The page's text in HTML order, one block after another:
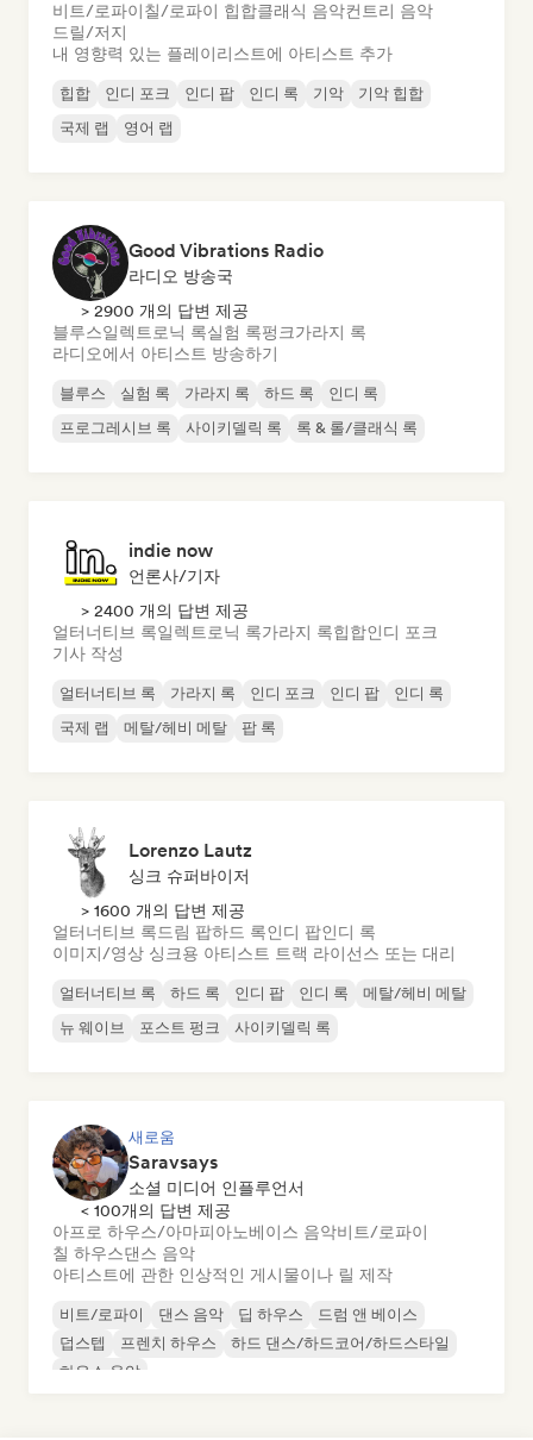
비트/로파이칠/로파이 힙합클래식 음악컨트리 음악
드릴/저지
내 영향력 있는 플레이리스트에 아티스트 추가
힙합 인디 포크 인디 팝 인디 록 기악
기악 힙합
국제 랩
영어 랩
Good Vibrations Radio
라디오 방송국
> 2900 개의 답변 제공
블루스일렉트로닉 록실험 록펑크가라지 록
라디오에서 아티스트 방송하기
블루스 실험 록 가라지 록 하드 록
인디 록
프로그레시브 록
사이키델릭 록 록 & 롤/클래식 록
indie now
언론사/기자
> 2400 개의 답변 제공
얼터너티브 록일렉트로닉 록가라지 록힙합인디 포크
기사 작성
얼터너티브 록 가라지 록 인디 포크 인디 팝
인디 록
국제 랩
메탈/헤비 메탈 팝 록
Lorenzo Lautz
싱크 슈퍼바이저
> 1600 개의 답변 제공
얼터너티브 록드림 팝하드 록인디 팝인디 록
이미지/영상 싱크용 아티스트 트랙 라이선스 또는 대리
얼터너티브 록 하드 록 인디 팝 인디 록
메탈/헤비 메탈
뉴 웨이브
포스트 펑크 사이키델릭 록
새로움
Saravsays
소셜 미디어 인플루언서
< 100개의 답변 제공
아프로 하우스/아마피아노베이스 음악비트/로파이
칠 하우스댄스 음악
아티스트에 관한 인상적인 게시물이나 릴 제작
비트/로파이 댄스 음악 딥 하우스
드럼 앤 베이스
덥스텝
프렌치 하우스
하드 댄스/하드코어/하드스타일
하우스 음악